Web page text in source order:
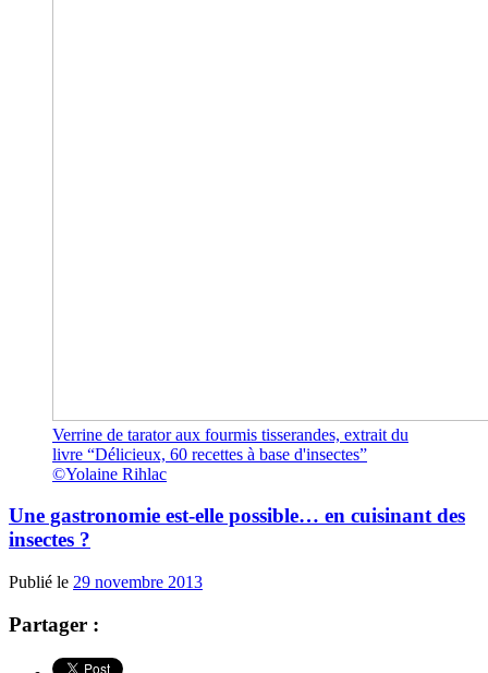
Verrine de tarator aux fourmis tisserandes, extrait du
livre “Délicieux, 60 recettes à base d'insectes”
©Yolaine Rihlac
Une gastronomie est-elle possible… en cuisinant des
insectes ?
Publié le 29 novembre 2013
Partager :